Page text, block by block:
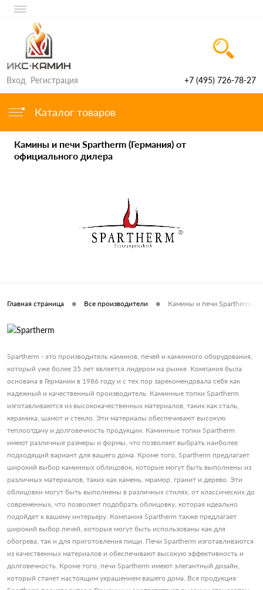
Вход Регистрация +7 (495) 726-78-27
Каталог товаров
Камины и печи Spartherm (Германия) от
официального дилера
Главная страница • Все производители • Камины и печи Spartherm
Spartherm - это производитель каминов, печей и каминного оборудования,
который уже более 35 лет является лидером на рынке. Компания была
основана в Германии в 1986 году и с тех пор зарекомендовала себя как
надежный и качественный производитель. Каминные топки Spartherm
изготавливаются из высококачественных материалов, таких как сталь,
керамика, шамот и стекло. Эти материалы обеспечивают высокую
теплоотдачу и долговечность продукции. Каминные топки Spartherm
имеют различные размеры и формы, что позволяет выбрать наиболее
подходящий вариант для вашего дома. Кроме того, Spartherm предлагает
широкий выбор каминных облицовок, которые могут быть выполнены из
различных материалов, таких как камень, мрамор, гранит и дерево. Эти
облицовки могут быть выполнены в различных стилях, от классических до
современных, что позволяет подобрать облицовку, которая идеально
подойдет к вашему интерьеру. Компания Spartherm также предлагает
широкий выбор печей, которые могут быть использованы как для
обогрева, так и для приготовления пищи. Печи Spartherm изготавливаются
из качественных материалов и обеспечивают высокую эффективность и
долговечность. Кроме того, печи Spartherm имеют элегантный дизайн,
который станет настоящим украшением вашего дома. Вся продукция